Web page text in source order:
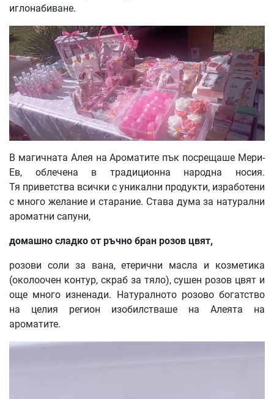
иглонабиване.
В магичната Алея на Ароматите пък посрещаше Мери-
Ев, облечена в традиционна народна носия.
Тя приветства всички с уникални продукти, изработени
с много желание и старание. Става дума за натурални
ароматни сапуни,
домашно сладко от ръчно бран розов цвят,
розови соли за вана, етерични масла и козметика
(околоочен контур, скраб за тяло), сушен розов цвят и
още много изненади. Натуралното розово богатство
на целия регион изобилстваше на Алеята на
ароматите.